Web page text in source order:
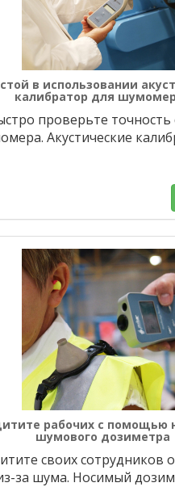
в использовании
калибратор для
проверьте точность
Акустические
рабочих с помощью
шумового дозиметра
своих сотрудников
за шума. Носимый